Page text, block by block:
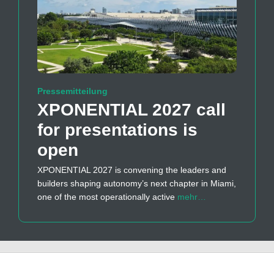
Pressemitteilung
XPONENTIAL 2027 call
for presentations is
open
XPONENTIAL 2027 is convening the leaders and
builders shaping autonomy’s next chapter in Miami,
one of the most operationally active mehr…